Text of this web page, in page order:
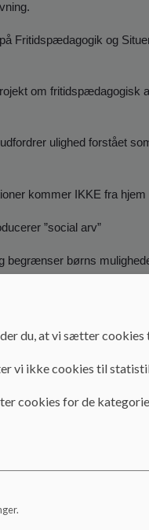
Fritidspædagogik og
om fritidspædagogisk
ulighed forstået
kommer IKKE fra hjem
”social arv”
begrænser børns
om situationer med
til tilhør, samspil
greb om livet
du, at vi sætter
vi ikke cookies til
cookies for de